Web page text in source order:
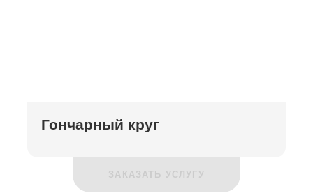
Гончарный круг
ЗАКАЗАТЬ УСЛУГУ